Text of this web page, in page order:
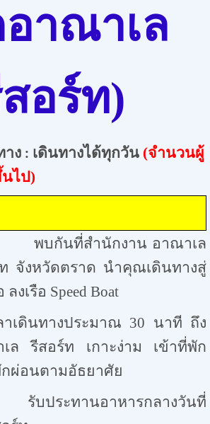
อาณาเล
อร์ท)
าง : เดินทางได้ทุกวัน (จำนวนผู้
ไป)
พบกันที่สำนักงาน อาณาเล
จังหวัดตราด นำคุณเดินทางสู่
ลงเรือ Speed Boat
าเดินทางประมาณ 30 นาที ถึง
ล รีสอร์ท เกาะง่าม เข้าที่พัก
ผ่อนตามอัธยาศัย
รับประทานอาหารกลางวันที่